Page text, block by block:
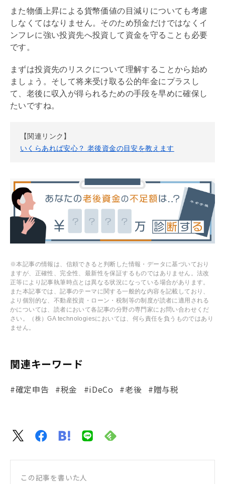
また物価上昇による貨幣価値の目減りについても考慮
しなくてはなりません。そのため預金だけではなくイ
ンフレに強い投資先へ投資して資金を守ることも必要
です。
まずは投資先のリスクについて理解することから始め
ましょう。そして将来受け取る公的年金にプラスし
て、老後に収入が得られるための手段を早めに確保し
たいですね。
【関連リンク】
いくらあれば安心？ 老後資金の目安を教えます
※本記事の情報は、信頼できると判断した情報・データに基づいており
ますが、正確性、完全性、最新性を保証するものではありません。法改
正等により記事執筆時点とは異なる状況になっている場合があります。
また本記事では、記事のテーマに関する一般的な内容を記載しており、
より個別的な、不動産投資・ローン・税制等の制度が読者に適用される
かについては、読者において各記事の分野の専門家にお問い合わせくだ
さい。（株）GA technologiesにおいては、何ら責任を負うものではあり
ません。
関連キーワード
#確定申告 #税金 #iDeCo #老後 #贈与税
この記事を書いた人